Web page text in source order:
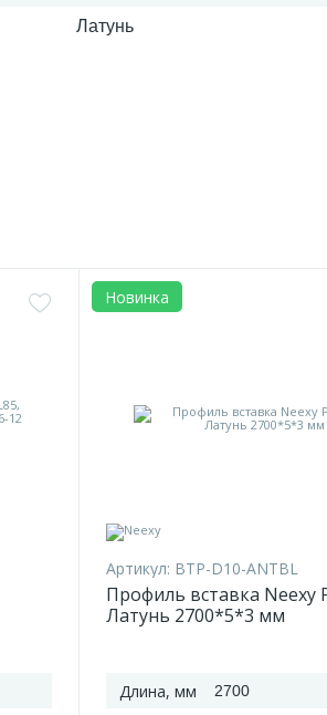
Латунь
Новинка
Артикул: BTP-D10-ANTBL
Профиль вставка Neexy
Латунь 2700*5*3 мм
Длина, мм 2700